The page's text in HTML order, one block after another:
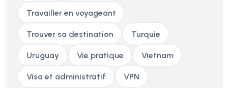
Travailler en voyageant
Trouver sa destination Turquie
Uruguay Vie pratique Vietnam
Visa et administratif VPN